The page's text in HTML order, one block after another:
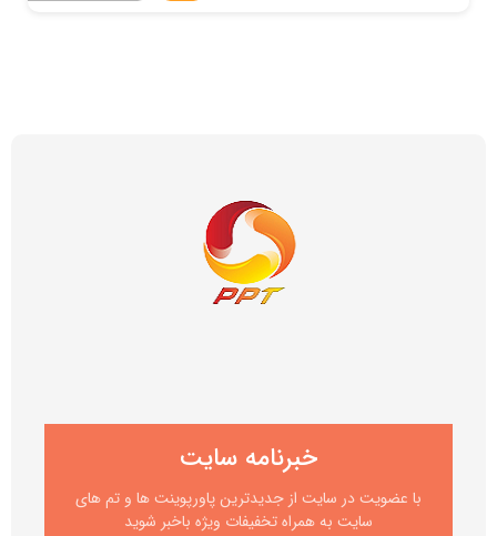
خبرنامه سایت
با عضویت در سایت از جدیدترین پاورپوینت ها و تم های
سایت به همراه تخفیفات ویژه باخبر شوید